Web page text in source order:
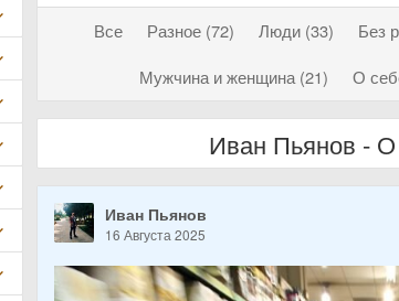
Все Разное (72) Люди (33) Без
Мужчина и женщина (21)
О
Иван Пьянов - О
Иван Пьянов
16 Августа 2025